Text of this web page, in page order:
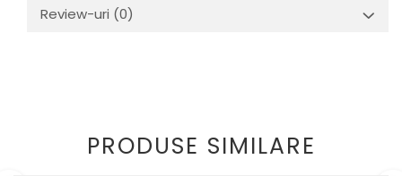
Review-uri (0)
PRODUSE SIMILARE